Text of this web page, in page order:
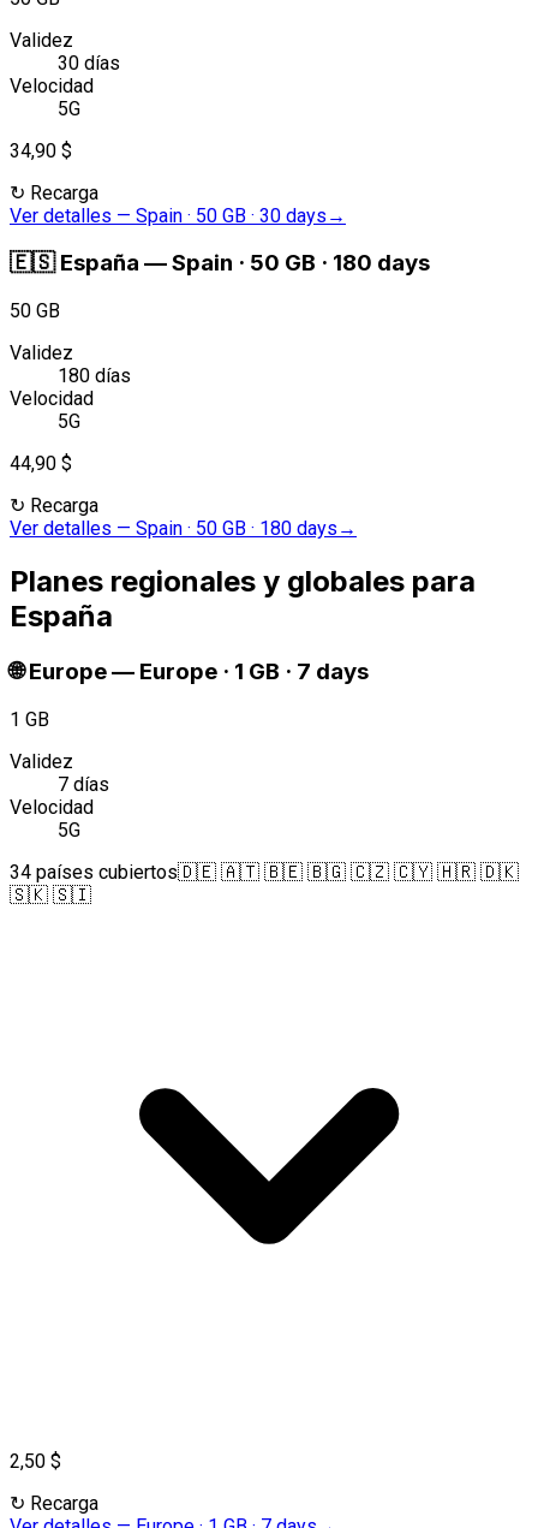
Validez
30 días
Velocidad
5G
34,90 $
↻ Recarga
Ver detalles — Spain · 50 GB · 30 days →
🇪🇸 España —Spain · 50 GB · 180 days
50 GB
Validez
180 días
Velocidad
5G
44,90 $
↻ Recarga
Ver detalles — Spain · 50 GB · 180 days →
Planes regionales y globales para
España
🌐 Europe— Europe · 1 GB · 7 days
1 GB
Validez
7 días
Velocidad
5G
34 países cubiertos🇩🇪 🇦🇹 🇧🇪 🇧🇬 🇨🇿 🇨🇾 🇭🇷 🇩🇰
🇸🇰 🇸🇮
2,50 $
↻ Recarga